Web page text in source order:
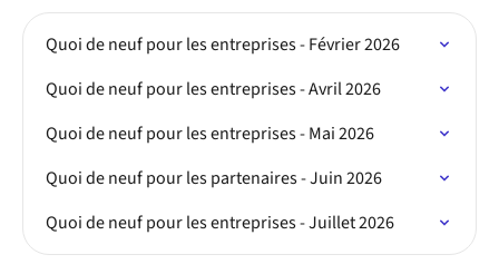
Quoi de neuf pour les entreprises - Février 2026
Quoi de neuf pour les entreprises - Avril 2026
Quoi de neuf pour les entreprises - Mai 2026
Quoi de neuf pour les partenaires - Juin 2026
Quoi de neuf pour les entreprises - Juillet 2026